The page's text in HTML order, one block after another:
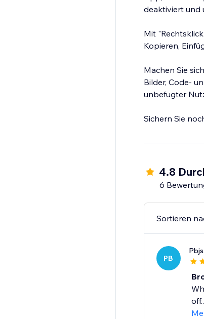
deaktiviert und
Mit
Kopieren,
Machen Sie
Bilder, Code-
unbefugter
Sichern Sie
4.8
6
Sortieren
PB